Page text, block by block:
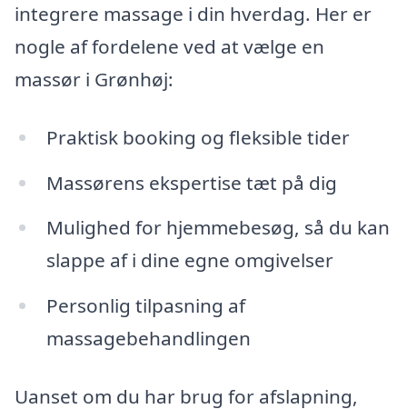
integrere massage i din hverdag. Her er
nogle af fordelene ved at vælge en
massør i Grønhøj:
Praktisk booking og fleksible tider
Massørens ekspertise tæt på dig
Mulighed for hjemmebesøg, så du kan
slappe af i dine egne omgivelser
Personlig tilpasning af
massagebehandlingen
Uanset om du har brug for afslapning,